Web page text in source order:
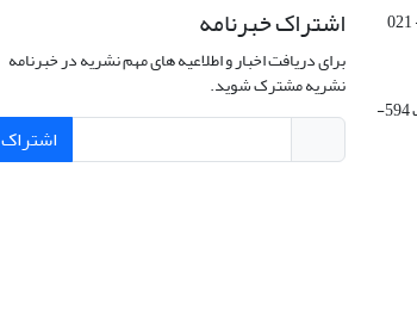
خیابان انقلاب- خیابان قدس- ابتدای خ طالقانی- پلاک 594-
اشتراک خبرنامه
برای دریافت اخبار و اطلاعیه های مهم نشریه در خبرنامه
نشریه مشترک شوید.
اشتراک